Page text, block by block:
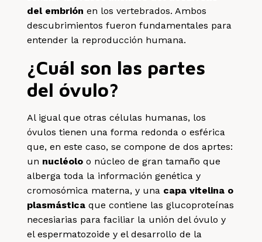
del embrión en los vertebrados. Ambos
descubrimientos fueron fundamentales para
entender la reproducción humana.
¿Cuál son las partes
del óvulo?
Al igual que otras células humanas, los
óvulos tienen una forma redonda o esférica
que, en este caso, se compone de dos aprtes:
un nucléolo o núcleo de gran tamaño que
alberga toda la información genética y
cromosómica materna, y una capa vitelina o
plasmástica que contiene las glucoproteínas
necesiarias para faciliar la unión del óvulo y
el espermatozoide y el desarrollo de la